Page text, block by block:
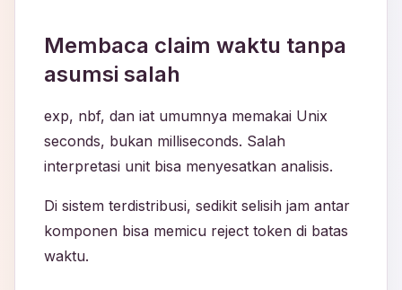
Membaca claim waktu tanpa
asumsi salah
exp, nbf, dan iat umumnya memakai Unix
seconds, bukan milliseconds. Salah
interpretasi unit bisa menyesatkan analisis.
Di sistem terdistribusi, sedikit selisih jam antar
komponen bisa memicu reject token di batas
waktu.